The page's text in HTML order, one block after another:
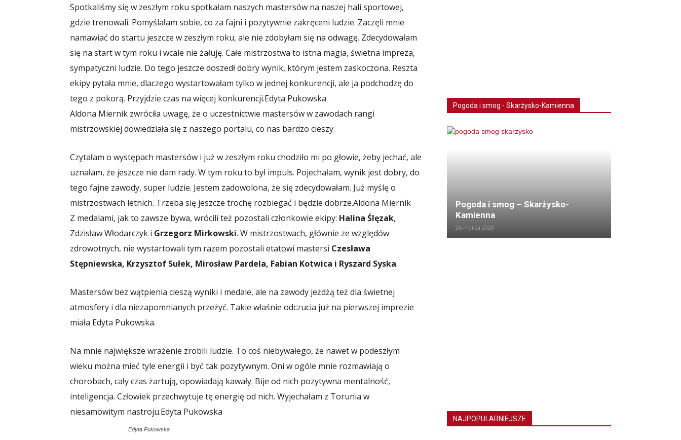
Spotkaliśmy się w zeszłym roku spotkałam naszych mastersów na naszej hali sportowej,
gdzie trenowali. Pomyślałam sobie, co za fajni i pozytywnie zakręceni ludzie. Zaczęli mnie
namawiać do startu jeszcze w zeszłym roku, ale nie zdobyłam się na odwagę. Zdecydowałam
się na start w tym roku i wcale nie żałuję. Całe mistrzostwa to istna magia, świetna impreza,
sympatyczni ludzie. Do tego jeszcze doszedł dobry wynik, którym jestem zaskoczona. Reszta
ekipy pytała mnie, dlaczego wystartowałam tylko w jednej konkurencji, ale ja podchodzę do
tego z pokorą. Przyjdzie czas na więcej konkurencji.Edyta Pukowska
Aldona Miernik zwróciła uwagę, że o uczestnictwie mastersów w zawodach rangi
mistrzowskiej dowiedziała się z naszego portalu, co nas bardzo cieszy.
Czytałam o występach mastersów i już w zeszłym roku chodziło mi po głowie, żeby jechać, ale
uznałam, że jeszcze nie dam rady. W tym roku to był impuls. Pojechałam, wynik jest dobry, do
tego fajne zawody, super ludzie. Jestem zadowolona, że się zdecydowałam. Już myślę o
mistrzostwach letnich. Trzeba się jeszcze trochę rozbiegać i będzie dobrze.Aldona Miernik
Z medalami, jak to zawsze bywa, wrócili też pozostali członkowie ekipy: Halina Ślęzak,
Zdzisław Włodarczyk i Grzegorz Mirkowski. W mistrzostwach, głównie ze względów
zdrowotnych, nie wystartowali tym razem pozostali etatowi mastersi Czesława
Stępniewska, Krzysztof Sułek, Mirosław Pardela, Fabian Kotwica i Ryszard Syska.
Mastersów bez wątpienia cieszą wyniki i medale, ale na zawody jeżdżą też dla świetnej
atmosfery i dla niezapomnianych przeżyć. Takie właśnie odczucia już na pierwszej imprezie
miała Edyta Pukowska.
Na mnie największe wrażenie zrobili ludzie. To coś niebywałego, że nawet w podeszłym
wieku można mieć tyle energii i być tak pozytywnym. Oni w ogóle mnie rozmawiają o
chorobach, cały czas żartują, opowiadają kawały. Bije od nich pozytywna mentalność,
inteligencja. Człowiek przechwytuje tę energię od nich. Wyjechałam z Torunia w
niesamowitym nastroju.Edyta Pukowska
Edyta Pukowska
Pogoda i smog - Skarżysko-Kamienna
Pogoda i smog – Skarżysko-
Kamienna
26 marca 2020
NAJPOPULARNIEJSZE